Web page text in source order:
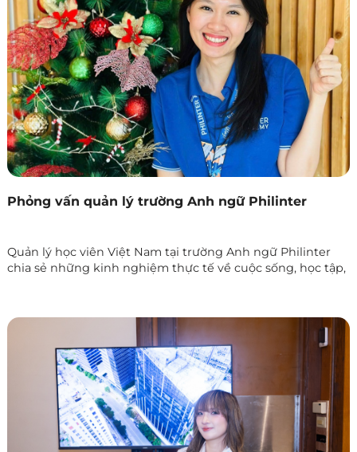
Phỏng vấn quản lý trường Anh ngữ Philinter
Quản lý học viên Việt Nam tại trường Anh ngữ Philinter
chia sẻ những kinh nghiệm thực tế về cuộc sống, học tập,